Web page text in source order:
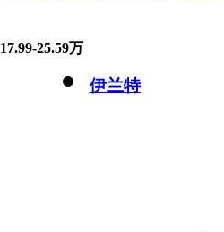
17.99-25.59万
伊兰特